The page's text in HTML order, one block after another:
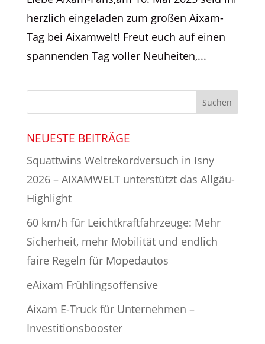
herzlich eingeladen zum großen Aixam-
Tag bei Aixamwelt! Freut euch auf einen
spannenden Tag voller Neuheiten,...
NEUESTE BEITRÄGE
Squattwins Weltrekordversuch in Isny
2026 – AIXAMWELT unterstützt das Allgäu-
Highlight
60 km/h für Leichtkraftfahrzeuge: Mehr
Sicherheit, mehr Mobilität und endlich
faire Regeln für Mopedautos
eAixam Frühlingsoffensive
Aixam E-Truck für Unternehmen –
Investitionsbooster